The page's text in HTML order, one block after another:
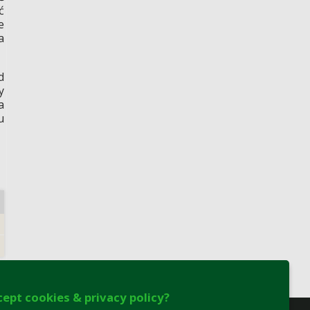
cookies & privacy policy?